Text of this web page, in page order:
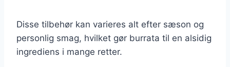
Disse tilbehør kan varieres alt efter sæson og
personlig smag, hvilket gør burrata til en alsidig
ingrediens i mange retter.